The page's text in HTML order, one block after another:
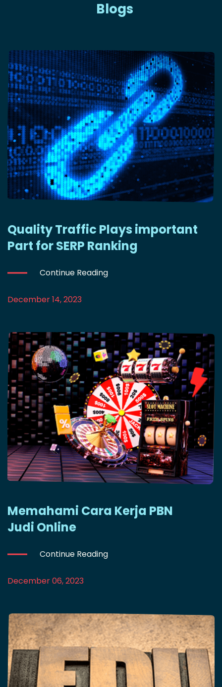
Blogs
Quality Traffic Plays important
Part for SERP Ranking
Continue Reading
December 14, 2023
Memahami Cara Kerja PBN
Judi Online
Continue Reading
December 06, 2023